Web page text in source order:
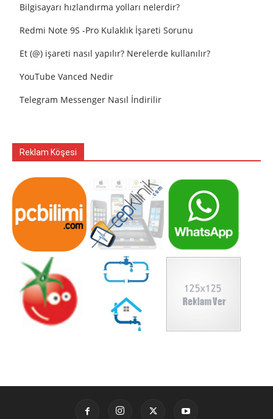
Bilgisayarı hızlandırma yolları nelerdir?
Redmi Note 9S -Pro Kulaklık İşareti Sorunu
Et (@) işareti nasıl yapılır? Nerelerde kullanılır?
YouTube Vanced Nedir
Telegram Messenger Nasıl İndirilir
Reklam Köşesi